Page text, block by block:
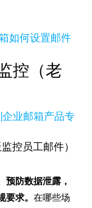
如何设置邮件
控（老
企业邮箱产品专
预防数据泄露，
要求。在哪些场